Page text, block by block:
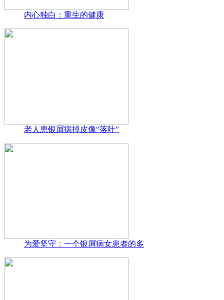
内心独白：重生的健康
老人患银屑病掉皮像“落叶”
为爱坚守：一个银屑病女患者的多